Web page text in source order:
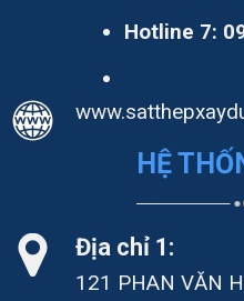
Hotline 7:
HỆ
Địa chỉ 1:
121 PHAN VĂN